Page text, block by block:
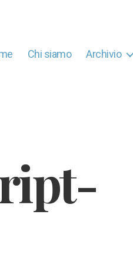
Chi siamo Archivio